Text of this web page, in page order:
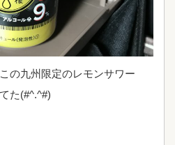
の九州限定のレモンサワー
た(#^.^#)